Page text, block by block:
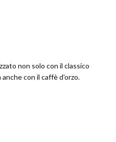
non solo con il classico
con il caffè d'orzo.